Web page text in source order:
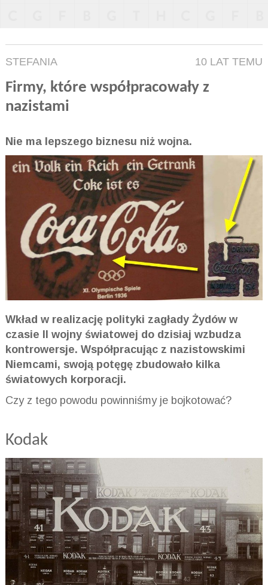
STEFANIA 10 LAT TEMU
Firmy, które współpracowały z
nazistami
Nie ma lepszego biznesu niż wojna.
Wkład w realizację polityki zagłady Żydów w
czasie II wojny światowej do dzisiaj wzbudza
kontrowersje. Współpracując z nazistowskimi
Niemcami, swoją potęgę zbudowało kilka
światowych korporacji.
Czy z tego powodu powinniśmy je bojkotować?
Kodak